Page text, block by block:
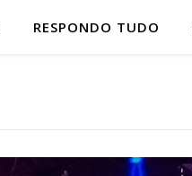
RESPONDO TUDO